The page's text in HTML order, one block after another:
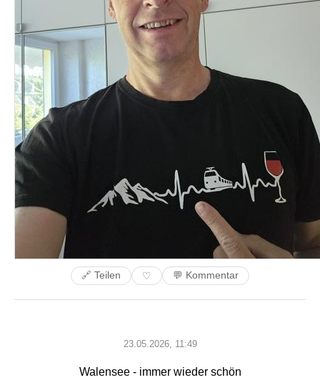
🔗 Teilen ♡ 💬 Kommentar
23.05.2026, 11:49
Walensee - immer wieder schön